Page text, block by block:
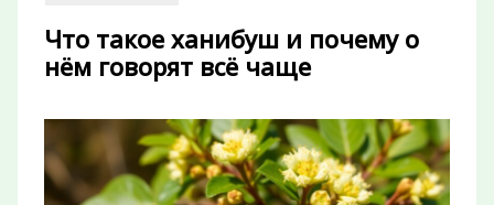
Что такое ханибуш и почему о
нём говорят всё чаще